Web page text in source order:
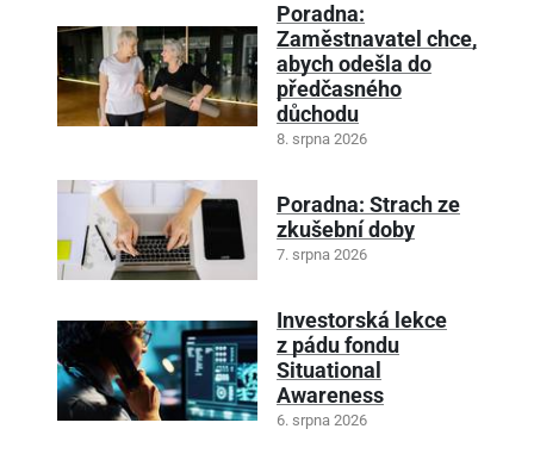
Poradna:
Zaměstnavatel chce,
abych odešla do
předčasného
důchodu
8. srpna 2026
Poradna: Strach ze
zkušební doby
7. srpna 2026
Investorská lekce
z pádu fondu
Situational
Awareness
6. srpna 2026